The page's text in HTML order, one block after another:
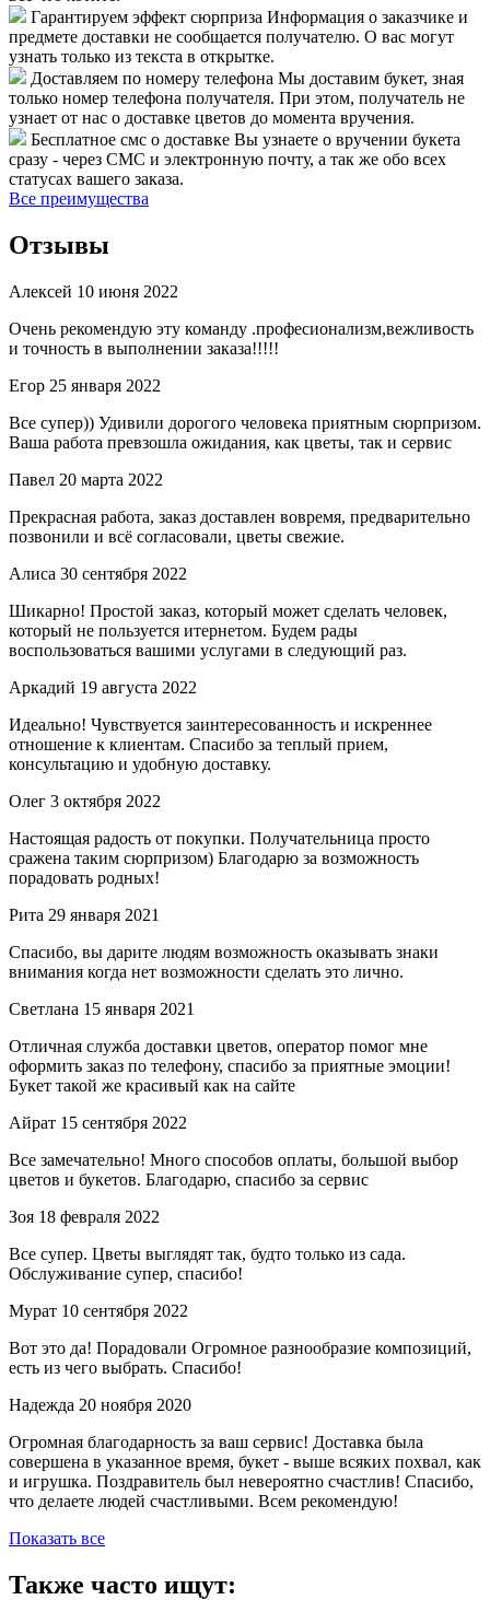
Гарантируем эффект сюрприза Информация о заказчике и
предмете доставки не сообщается получателю. О вас могут
узнать только из текста в открытке.
Доставляем по номеру телефона Мы доставим букет, зная
только номер телефона получателя. При этом, получатель не
узнает от нас о доставке цветов до момента вручения.
Бесплатное смс о доставке Вы узнаете о вручении букета
сразу - через СМС и электронную почту, а так же обо всех
статусах вашего заказа.
Все преимущества
Отзывы
Алексей 10 июня 2022
Очень рекомендую эту команду .професионализм,вежливость
и точность в выполнении заказа!!!!!
Егор 25 января 2022
Все супер)) Удивили дорогого человека приятным сюрпризом.
Ваша работа превзошла ожидания, как цветы, так и сервис
Павел 20 марта 2022
Прекрасная работа, заказ доставлен вовремя, предварительно
позвонили и всё согласовали, цветы свежие.
Алиса 30 сентября 2022
Шикарно! Простой заказ, который может сделать человек,
который не пользуется итернетом. Будем рады
воспользоваться вашими услугами в следующий раз.
Аркадий 19 августа 2022
Идеально! Чувствуется заинтересованность и искреннее
отношение к клиентам. Спасибо за теплый прием,
консультацию и удобную доставку.
Олег 3 октября 2022
Настоящая радость от покупки. Получательница просто
сражена таким сюрпризом) Благодарю за возможность
порадовать родных!
Рита 29 января 2021
Спасибо, вы дарите людям возможность оказывать знаки
внимания когда нет возможности сделать это лично.
Светлана 15 января 2021
Отличная служба доставки цветов, оператор помог мне
оформить заказ по телефону, спасибо за приятные эмоции!
Букет такой же красивый как на сайте
Айрат 15 сентября 2022
Все замечательно! Много способов оплаты, большой выбор
цветов и букетов. Благодарю, спасибо за сервис
Зоя 18 февраля 2022
Все супер. Цветы выглядят так, будто только из сада.
Обслуживание супер, спасибо!
Мурат 10 сентября 2022
Вот это да! Порадовали Огромное разнообразие композиций,
есть из чего выбрать. Спасибо!
Надежда 20 ноября 2020
Огромная благодарность за ваш сервис! Доставка была
совершена в указанное время, букет - выше всяких похвал, как
и игрушка. Поздравитель был невероятно счастлив! Спасибо,
что делаете людей счастливыми. Всем рекомендую!
Показать все
Также часто ищут: